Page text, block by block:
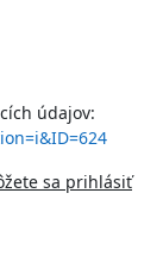
údajov:
sa prihlásiť